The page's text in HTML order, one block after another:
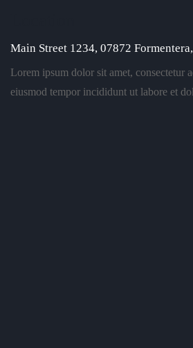
Main Street 1234, 07872
Lorem ipsum dolor sit amet, consectetur
eiusmod tempor incididunt ut labore et